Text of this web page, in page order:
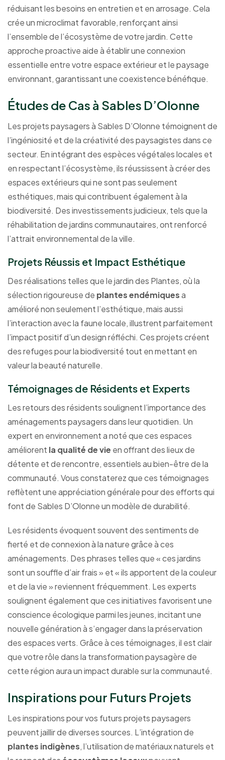
réduisant les besoins en entretien et en arrosage. Cela
crée un microclimat favorable, renforçant ainsi
l’ensemble de l’écosystème de votre jardin. Cette
approche proactive aide à établir une connexion
essentielle entre votre espace extérieur et le paysage
environnant, garantissant une coexistence bénéfique.
Études de Cas à Sables D’Olonne
Les projets paysagers à Sables D’Olonne témoignent de
l’ingéniosité et de la créativité des paysagistes dans ce
secteur. En intégrant des espèces végétales locales et
en respectant l’écosystème, ils réussissent à créer des
espaces extérieurs qui ne sont pas seulement
esthétiques, mais qui contribuent également à la
biodiversité. Des investissements judicieux, tels que la
réhabilitation de jardins communautaires, ont renforcé
l’attrait environnemental de la ville.
Projets Réussis et Impact Esthétique
Des réalisations telles que le jardin des Plantes, où la
sélection rigoureuse de plantes endémiquesa
amélioré non seulement l’esthétique, mais aussi
l’interaction avec la faune locale, illustrent parfaitement
l’impact positif d’un design réfléchi. Ces projets créent
des refuges pour la biodiversité tout en mettant en
valeur la beauté naturelle.
Témoignages de Résidents et Experts
Les retours des résidents soulignent l’importance des
aménagements paysagers dans leur quotidien. Un
expert en environnement a noté que ces espaces
améliorent la qualité de vie en offrant des lieux de
détente et de rencontre, essentiels au bien-être de la
communauté. Vous constaterez que ces témoignages
reflètent une appréciation générale pour des efforts qui
font de Sables D’Olonne un modèle de durabilité.
Les résidents évoquent souvent des sentiments de
fierté et de connexion à la nature grâce à ces
aménagements. Des phrases telles que « ces jardins
sont un souffle d’air frais » et « ils apportent de la couleur
et de la vie » reviennent fréquemment. Les experts
soulignent également que ces initiatives favorisent une
conscience écologique parmi les jeunes, incitant une
nouvelle génération à s’engager dans la préservation
des espaces verts. Grâce à ces témoignages, il est clair
que votre rôle dans la transformation paysagère de
cette région aura un impact durable sur la communauté.
Inspirations pour Futurs Projets
Les inspirations pour vos futurs projets paysagers
peuvent jaillir de diverses sources. L’intégration de
plantes indigènes, l’utilisation de matériaux naturels et